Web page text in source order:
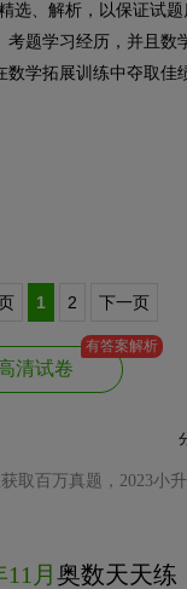
、解析，以保证试题
题学习经历，并且数
数学拓展训练中夺取佳
1 2 下一页
清试卷
有答案解析
取百万真题，2023小
月 奥数天天练